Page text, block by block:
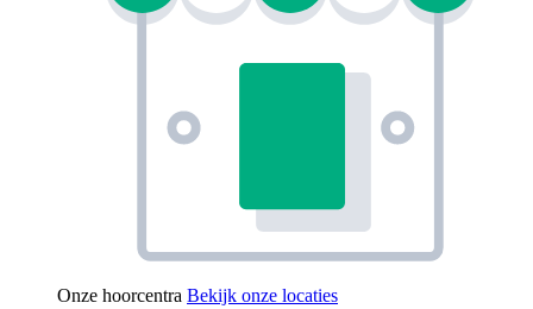
Onze hoorcentra Bekijk onze locaties